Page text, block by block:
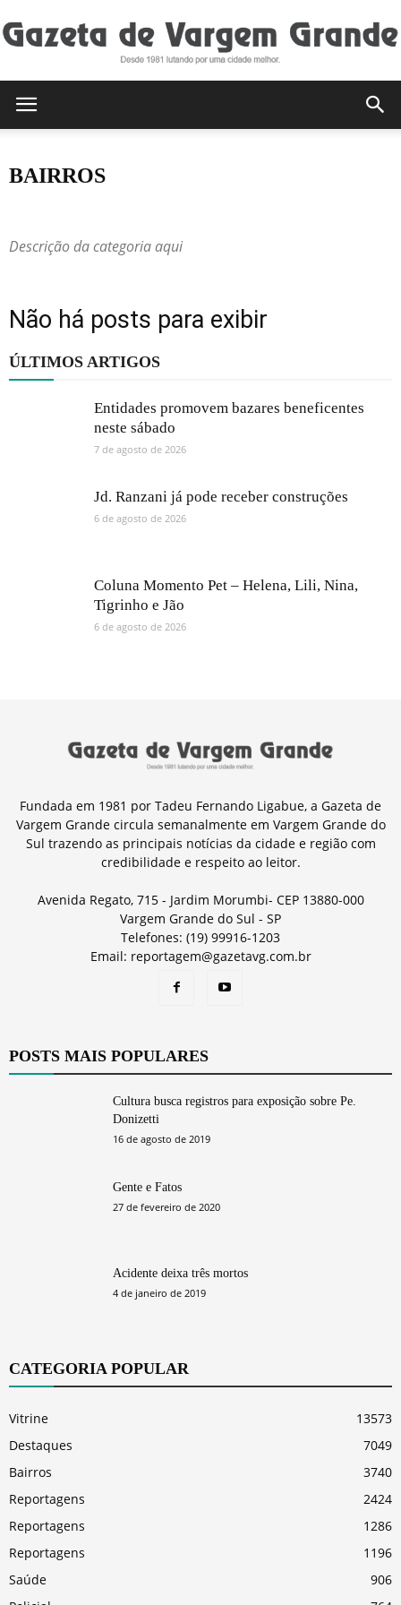
BAIRROS
Descrição da categoria aqui
Não há posts para exibir
ÚLTIMOS ARTIGOS
Entidades promovem bazares beneficentes
neste sábado
7 de agosto de 2026
Jd. Ranzani já pode receber construções
6 de agosto de 2026
Coluna Momento Pet – Helena, Lili, Nina,
Tigrinho e Jão
6 de agosto de 2026
Fundada em 1981 por Tadeu Fernando Ligabue, a Gazeta de
Vargem Grande circula semanalmente em Vargem Grande do
Sul trazendo as principais notícias da cidade e região com
credibilidade e respeito ao leitor.
Avenida Regato, 715 - Jardim Morumbi- CEP 13880-000
Vargem Grande do Sul - SP
Telefones: (19) 99916-1203
Email: reportagem@gazetavg.com.br
POSTS MAIS POPULARES
Cultura busca registros para exposição sobre Pe.
Donizetti
16 de agosto de 2019
Gente e Fatos
27 de fevereiro de 2020
Acidente deixa três mortos
4 de janeiro de 2019
CATEGORIA POPULAR
Vitrine
13573
Destaques
7049
Bairros
3740
Reportagens
2424
Reportagens
1286
Reportagens
1196
Saúde
906